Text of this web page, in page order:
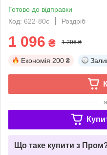
Готово до відправки
Код: 622-80с
Роздріб
1 096 ₴ 1 296 ₴
Економія 200 ₴
Що таке купити з